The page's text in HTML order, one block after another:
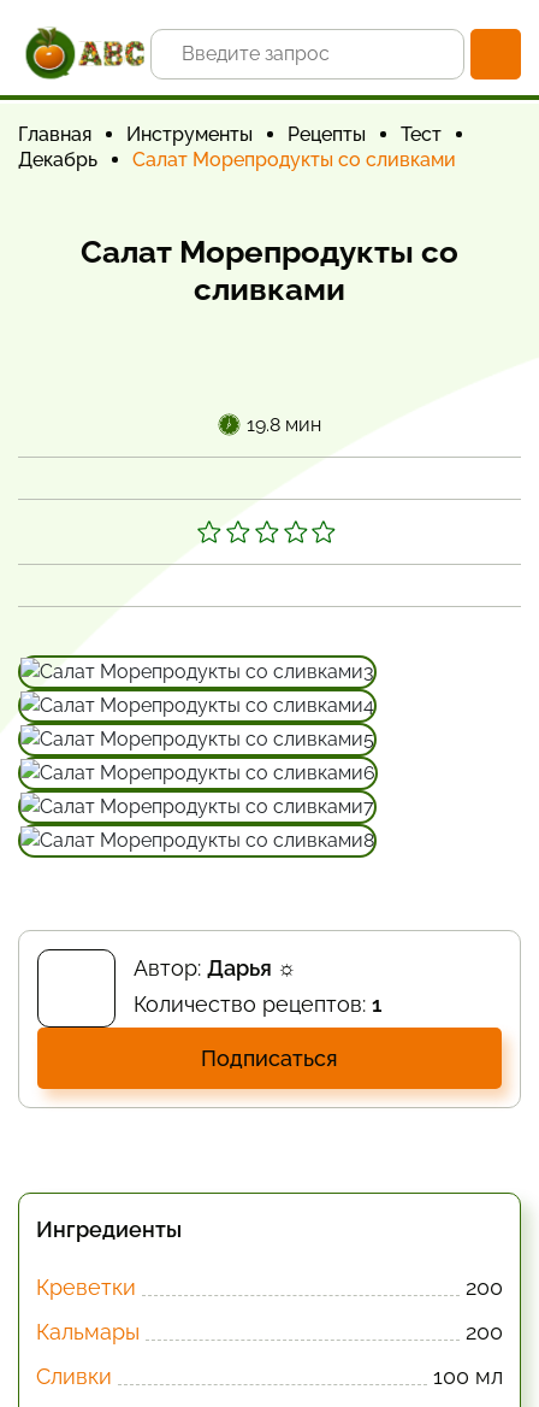
Главная Инструменты Рецепты
Тест
Декабрь
Салат Морепродукты со сливками
Салат Морепродукты со
сливками
19.8 мин
Автор: Дарья ☼
Количество рецептов: 1
Подписаться
Ингредиенты
Креветки
200
Кальмары
200
Сливки
100 мл